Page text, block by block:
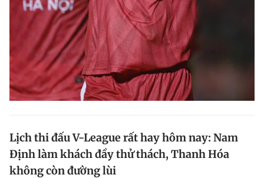
Lịch thi đấu V-League rất hay hôm nay: Nam
Định làm khách đầy thử thách, Thanh Hóa
không còn đường lùi